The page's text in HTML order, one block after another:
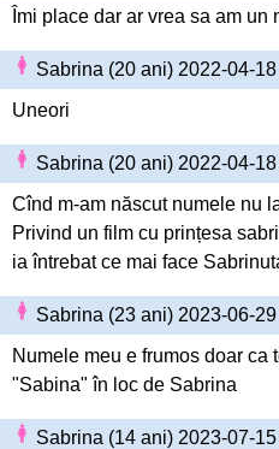
Îmi place dar ar vrea sa am un
Sabrina (20 ani) 2022-04-18
Uneori
Sabrina (20 ani) 2022-04-18
Cînd m-am născut numele nu
Privind un film cu prințesa
ia întrebat ce mai face
Sabrina (23 ani) 2023-06-29
Numele meu e frumos doar ca
"Sabina" în loc de Sabrina
Sabrina (14 ani) 2023-07-15